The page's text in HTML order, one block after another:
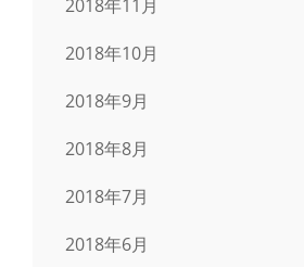
2018年11月
2018年10月
2018年9月
2018年8月
2018年7月
2018年6月